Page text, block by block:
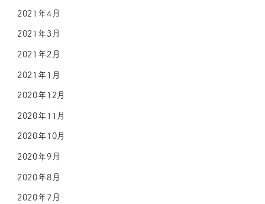
2021年4月
2021年3月
2021年2月
2021年1月
2020年12月
2020年11月
2020年10月
2020年9月
2020年8月
2020年7月